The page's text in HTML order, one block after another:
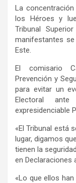
La
los Héroes y
Tribunal
manifestantes
Este.
El comisario
Prevención y
para evitar un
Electoral
expresidenciable
«El Tribunal está
lugar, digamos
tienen la
en Declaraciones
«Lo que ellos